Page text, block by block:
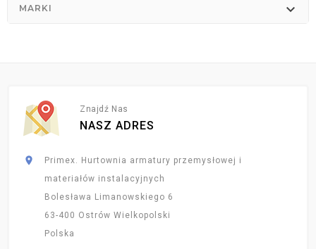
MARKI 
Znajdź Nas
NASZ ADRES

Primex. Hurtownia armatury przemysłowej i
materiałów instalacyjnych
Bolesława Limanowskiego 6
63-400 Ostrów Wielkopolski
Polska